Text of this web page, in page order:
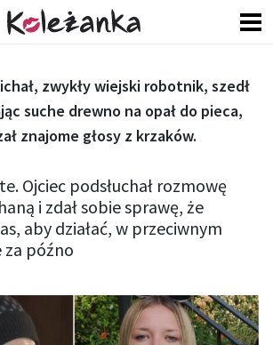
Ojciec podsłuchał rozmowę
i zdał sobie sprawę, że
aby działać, w przeciwnym
za późno
zwykły wiejski robotnik, szedł
suche drewno na opał do pieca,
znajome głosy z krzaków.